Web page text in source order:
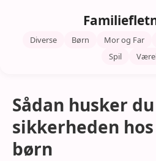
Diverse Børn Mor og Far
Spil
Sådan husker du
sikkerheden
børn